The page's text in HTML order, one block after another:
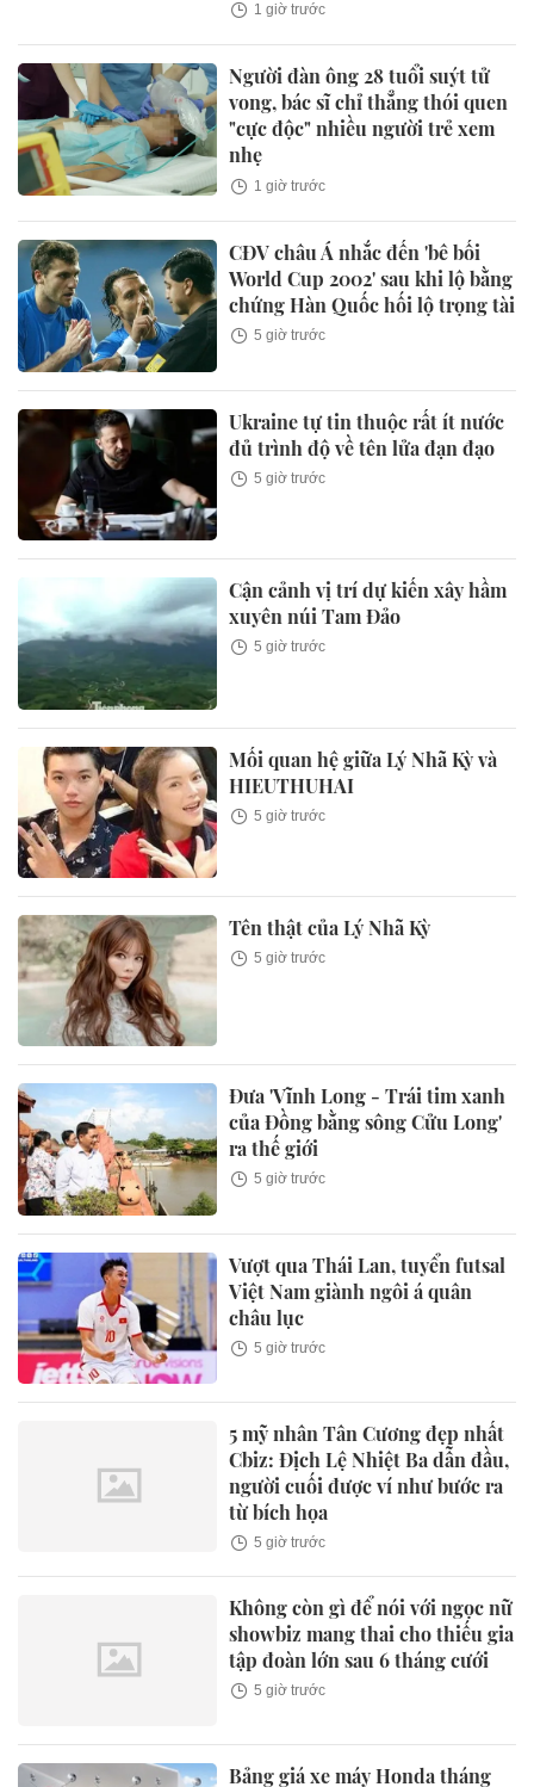
1 giờ trước
Người đàn ông 28 tuổi suýt tử
vong, bác sĩ chỉ thẳng thói quen
"cực độc" nhiều người trẻ xem
nhẹ
1 giờ trước
CĐV châu Á nhắc đến 'bê bối
World Cup 2002' sau khi lộ bằng
chứng Hàn Quốc hối lộ trọng tài
5 giờ trước
Ukraine tự tin thuộc rất ít nước
đủ trình độ về tên lửa đạn đạo
5 giờ trước
Cận cảnh vị trí dự kiến xây hầm
xuyên núi Tam Đảo
5 giờ trước
Mối quan hệ giữa Lý Nhã Kỳ và
HIEUTHUHAI
5 giờ trước
Tên thật của Lý Nhã Kỳ
5 giờ trước
Đưa 'Vĩnh Long - Trái tim xanh
của Đồng bằng sông Cửu Long'
ra thế giới
5 giờ trước
Vượt qua Thái Lan, tuyển futsal
Việt Nam giành ngôi á quân
châu lục
5 giờ trước
5 mỹ nhân Tân Cương đẹp nhất
Cbiz: Địch Lệ Nhiệt Ba dẫn đầu,
người cuối được ví như bước ra
từ bích họa
5 giờ trước
Không còn gì để nói với ngọc nữ
showbiz mang thai cho thiếu gia
tập đoàn lớn sau 6 tháng cưới
5 giờ trước
Bảng giá xe máy Honda tháng